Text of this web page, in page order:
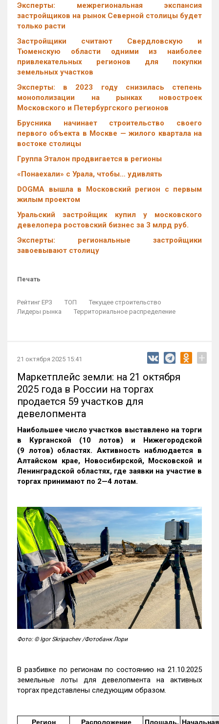
Эксперты: межрегиональная экспансия
застройщиков на рынок Северной столицы будет
только расти
Застройщики считают Свердловскую и
Тюменскую области одними из наиболее
привлекательных регионов для покупки
земельных участков
Эксперты: в 2023 году снизилась степень
монополизации на рынках новостроек
Московского и Петербургского регионов
Брусника начинает строительство своего
первого объекта в Москве — жилого квартала на
востоке столицы
Группа Эталон продвигается в регионы
«Понаехали» с Урала, чтобы… удивлять
DOGMA вышла в Московский регион с первым
жилым проектом
Уральский застройщик купил у московского
девелопера ростовский бизнес за 3 млрд руб.
Эксперты: региональные застройщики
завоевывают столицу
Печать
Рейтинг ЕРЗ ТОП
Текущее строительство
Лидеры рынка
Территориальное распределение
21 октября 2025 15:41 +
Маркетплейс земли: на 21 октября
2025 года в России на торгах
продается 59 участков для
девелопмента
Наибольшее число участков выставлено на торги
в Курганской (10 лотов) и Нижегородской
(9 лотов) областях. Активность наблюдается в
Алтайском крае, Новосибирской, Московской и
Ленинградской областях, где заявки на участие в
торгах принимают по 2—4 лотам.
Фото: © Igor Skripachev /Фотобанк Лори
В разбивке по регионам по состоянию на 21.10.2025
земельные лоты для девелопмента на активных
торгах представлены следующим образом.
Регион Расположение Площадь, Начальная